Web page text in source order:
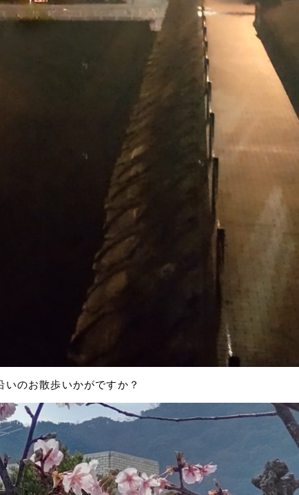
のお散歩いかがですか？